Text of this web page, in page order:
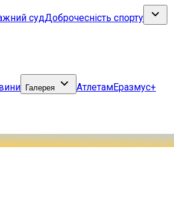
судДоброчесність спорту
Галерея АтлетамЕразмус+